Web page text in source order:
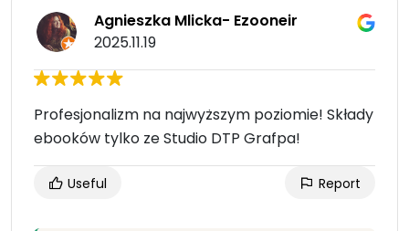
Agnieszka Mlicka- Ezooneir
2025.11.19
Profesjonalizm na najwyższym poziomie! Składy
ebooków tylko ze Studio DTP Grafpa!
Useful Report